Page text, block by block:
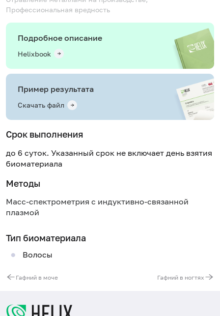
Профессиональная вредность
Подробное описание
Helixbook
Пример результата
Скачать файл
Срок выполнения
до 6 суток. Указанный срок не включает день взятия
биоматериала
Методы
Масс-спектрометрия с индуктивно-связанной
плазмой
Тип биоматериала
Волосы
Гафний в моче Гафний в ногтях